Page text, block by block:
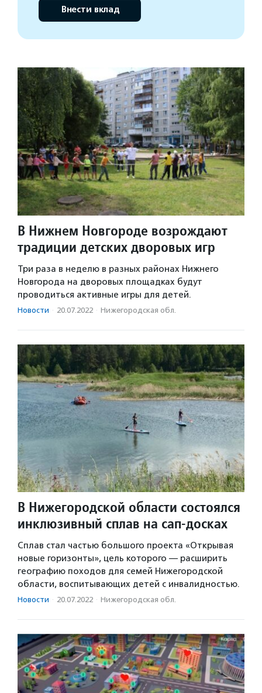
Внести вклад
В Нижнем Новгороде возрождают
традиции детских дворовых игр
Три раза в неделю в разных районах Нижнего
Новгорода на дворовых площадках будут
проводиться активные игры для детей.
Новости · 20.07.2022 · Нижегородская обл.
В Нижегородской области состоялся
инклюзивный сплав на сап-досках
Сплав стал частью большого проекта «Открывая
новые горизонты», цель которого — расширить
географию походов для семей Нижегородской
области, воспитывающих детей с инвалидностью.
Новости · 20.07.2022 · Нижегородская обл.